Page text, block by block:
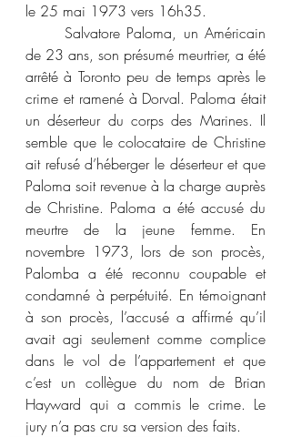
le 25 mai 1973 vers 16h35.
de 23 ans, son présumé meurtrier, a été
arrêté à Toronto peu de temps après le
crime et ramené à Dorval. Paloma était
un déserteur du corps des Marines. Il
semble que le colocataire de Christine
ait refusé d’héberger le déserteur et que
Paloma soit revenue à la charge auprès
de Christine. Paloma a été accusé du
meurtre de la jeune femme. En
novembre 1973, lors de son procès,
Palomba a été reconnu coupable et
condamné à perpétuité. En témoignant
à son procès, l’accusé a affirmé qu’il
avait agi seulement comme complice
dans le vol de l’appartement et que
c’est un collègue du nom de Brian
Hayward qui a commis le crime. Le
jury n’a pas cru sa version des faits.